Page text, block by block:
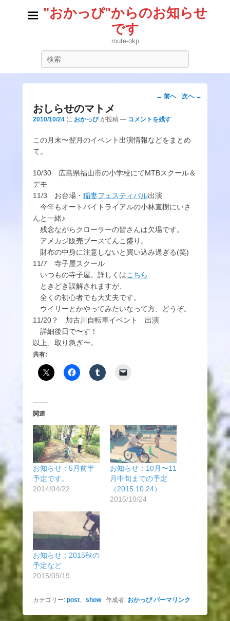
"おかっぴ"からのお知らせ
です
route-okp
投
ナ
ゲ
ョ
← 前へ 次へ →
おしらせのマトメ
2010/10/24 に おかっぴ が投稿 — コメントを残す
この月末〜翌月のイベント出演情報などをまとめ
て。
10/30 広島県福山市の小学校にてMTBスクール＆
デモ
11/3 お台場・ 稲妻フェスティバル出演
今年もオートバイトライアルの小林直樹にいさ
んと一緒♪
残念ながらクローラーの皆さんは欠場です。
アメカジ販売ブースてんこ盛り。
財布の中身に注意しないと買い込み過ぎる(笑)
11/7 寺子屋スクール
いつもの寺子屋。詳しくはこちら
ときどき誤解されますが、
全くの初心者でも大丈夫です。
ウイリーとかやってみたいなって方、どうぞ。
11/20？ 加古川自転車イベント 出演
詳細後日で〜す！
以上、取り急ぎ〜。
共有:
関連
お知らせ：5月前半
予定です。
2014/04/22
お知らせ：10月〜11
月中旬までの予定
（2015.10.24）
2015/10/24
お知らせ：2015秋の
予定など
2015/09/19
カテゴリー: post show作成者: おかっぴ パーマリンク